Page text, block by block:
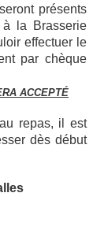
présents
la Brasserie
effectuer le
par chèque
ACCEPTÉ
repas, il est
dès début